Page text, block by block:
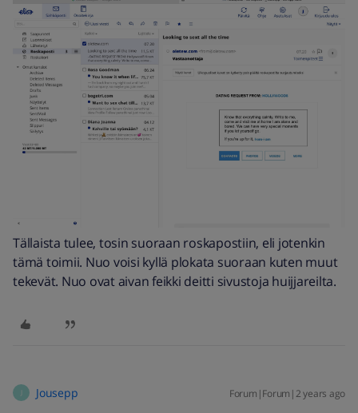
Tällaista tulee, tosin suoraan roskapostiin, eli jotenkin
tämä toimii. Nuo voisi kyllä plokata suoraan kuten muut
tekevät. Nuo ovat aivan feikki deitti sivustoja huijjareilta.
Jousepp Forum|Forum|2 years ago